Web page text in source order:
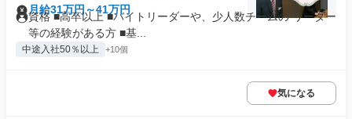
月給31万円～41万円
資格 ■高卒以上 ■バイトリーダーや、少人数チームの リーダー
等の経験がある方 ■基...
中途入社50％以上 +10個
気になる